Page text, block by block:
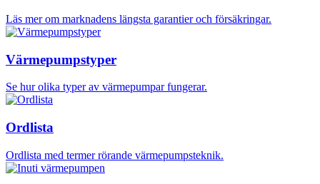
Läs mer om marknadens längsta garantier och försäkringar.
Värmepumpstyper
Se hur olika typer av värmepumpar fungerar.
Ordlista
Ordlista med termer rörande värmepumpsteknik.